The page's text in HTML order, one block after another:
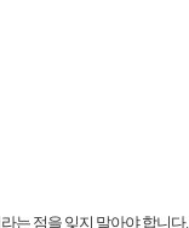
는 점을 잊지 말아야 합니다.